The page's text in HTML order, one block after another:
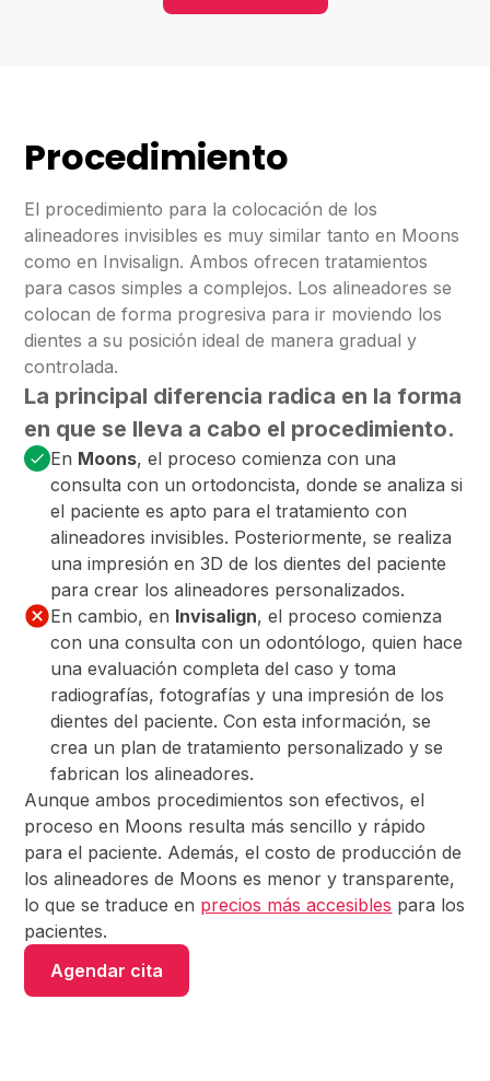
Procedimiento
El procedimiento para la colocación de los
alineadores invisibles es muy similar tanto en Moons
como en Invisalign. Ambos ofrecen tratamientos
para casos simples a complejos. Los alineadores se
colocan de forma progresiva para ir moviendo los
dientes a su posición ideal de manera gradual y
controlada.
La principal diferencia radica en la forma
en que se lleva a cabo el procedimiento.
En Moons, el proceso comienza con una
consulta con un ortodoncista, donde se analiza si
el paciente es apto para el tratamiento con
alineadores invisibles. Posteriormente, se realiza
una impresión en 3D de los dientes del paciente
para crear los alineadores personalizados.
En cambio, en Invisalign, el proceso comienza
con una consulta con un odontólogo, quien hace
una evaluación completa del caso y toma
radiografías, fotografías y una impresión de los
dientes del paciente. Con esta información, se
crea un plan de tratamiento personalizado y se
fabrican los alineadores.
Aunque ambos procedimientos son efectivos, el
proceso en Moons resulta más sencillo y rápido
para el paciente. Además, el costo de producción de
los alineadores de Moons es menor y transparente,
lo que se traduce en precios más accesibles para los
pacientes.
Agendar cita